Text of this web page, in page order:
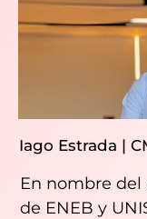
Iago Estrada |
En nombre
de ENEB y